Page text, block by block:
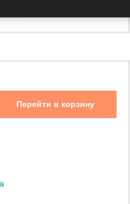
Перейти в корзину